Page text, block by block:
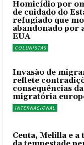
Homicídio por
de cuidado do
refugiado que
abandonado por
EUA
COLUNISTAS
Invasão de
reflete
consequências
migratória
INTERNACIONAL
Ceuta, Melilla e